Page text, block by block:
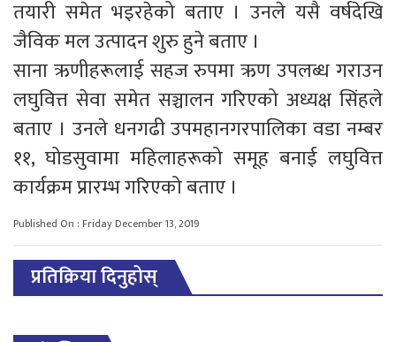
तयारी समेत भइरहेको बताए । उनले यसै वर्षदेखि
जैविक मल उत्पादन शुरु हुने बताए ।
साना ऋणीहरूलाई सहज रुपमा ऋण उपलब्ध गराउन
लघुवित्त सेवा समेत सञ्चालन गरिएको अध्यक्ष सिंहले
बताए । उनले धनगढी उपमहानगरपालिका वडा नम्बर
११, घोडसुवामा महिलाहरूको समूह बनाई लघुवित्त
कार्यक्रम प्रारम्भ गरिएको बताए ।
Published On : Friday December 13, 2019
प्रतिक्रिया दिनुहोस्